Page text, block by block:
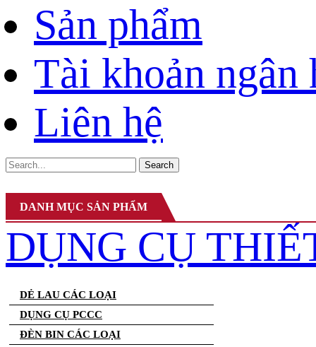
Sản phẩm
Tài khoản ngân
Liên hệ
Search
DANH MỤC SẢN PHẨM
DỤNG CỤ
DẺ LAU CÁC LOẠI
DỤNG CỤ PCCC
ĐÈN BIN CÁC LOẠI